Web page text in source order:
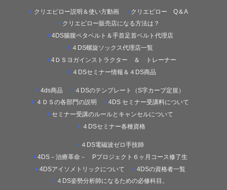
クリエピロー説明＆使い方動画
クリエピロー Q＆A
クリエピロー販売店になる方法は？
4DS腸腹ペタベルト＆手首足首ベルト代理店
４DS螺旋ソックス代理店一覧
4ＤＳヨガインストラクター ＆ トレーナー
４DSセミナー情報＆４DS商品
4ds商品
４DSのテンプレート（S字カーブ定規）
４ＤＳの各部門の説明
4DS セミナー受講料について
セミナー受講のルールとキャンセルについて
４DSセミナー各種資格
４DS電磁波ゼロ手技師
4DS－治療革命－ Pプロジェクト６ヶ月コース修了生
4DSアイソメトリックについて
4DSの資格者一覧
４DS姿勢分析師になるための必修科目。